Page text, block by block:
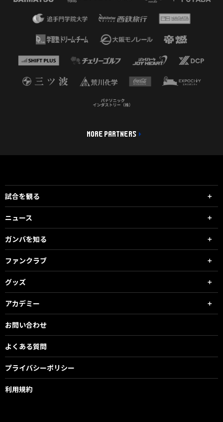
MORE PARTNERS
試合を観る
ニュース
ガンバを知る
ファンクラブ
グッズ
アカデミー
お問い合わせ
よくある質問
プライバシーポリシー
利用規約